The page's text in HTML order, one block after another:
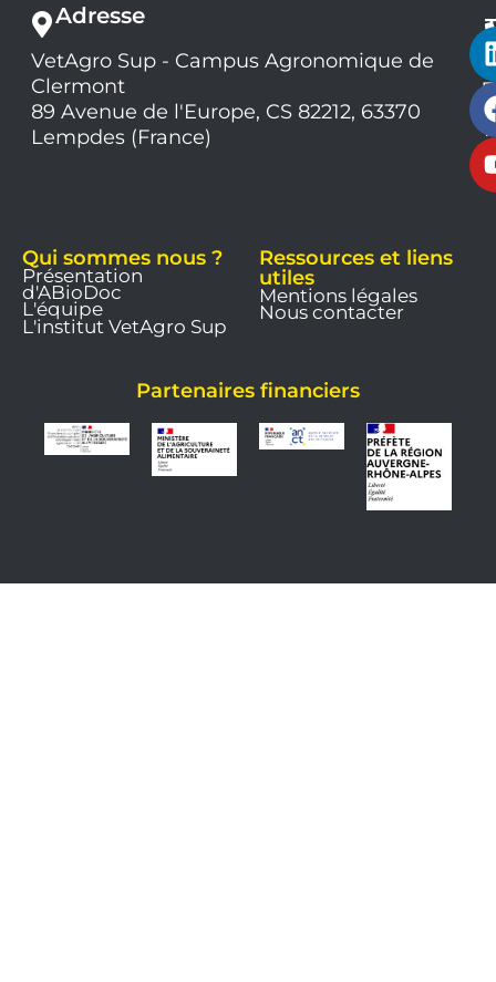
Adresse
VetAgro Sup - Campus Agronomique de
Clermont
89 Avenue de l'Europe, CS 82212, 63370
Lempdes (France)
Qui sommes nous ?
Présentation
d'ABioDoc
L'équipe
L'institut VetAgro Sup
Ressources et liens
utiles
Mentions légales
Nous contacter
Partenaires financiers